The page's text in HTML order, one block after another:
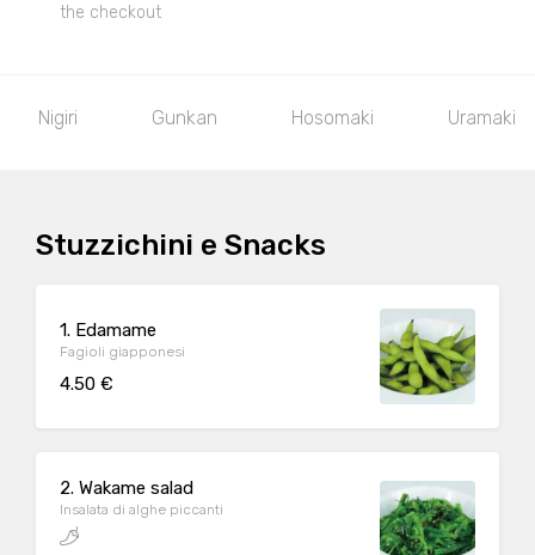
the checkout
Stuzzichini e Snacks Nigiri Gunkan
Stuzzichini e Snacks
1. Edamame
Fagioli giapponesi
4.50 €
2. Wakame salad
Insalata di alghe piccanti